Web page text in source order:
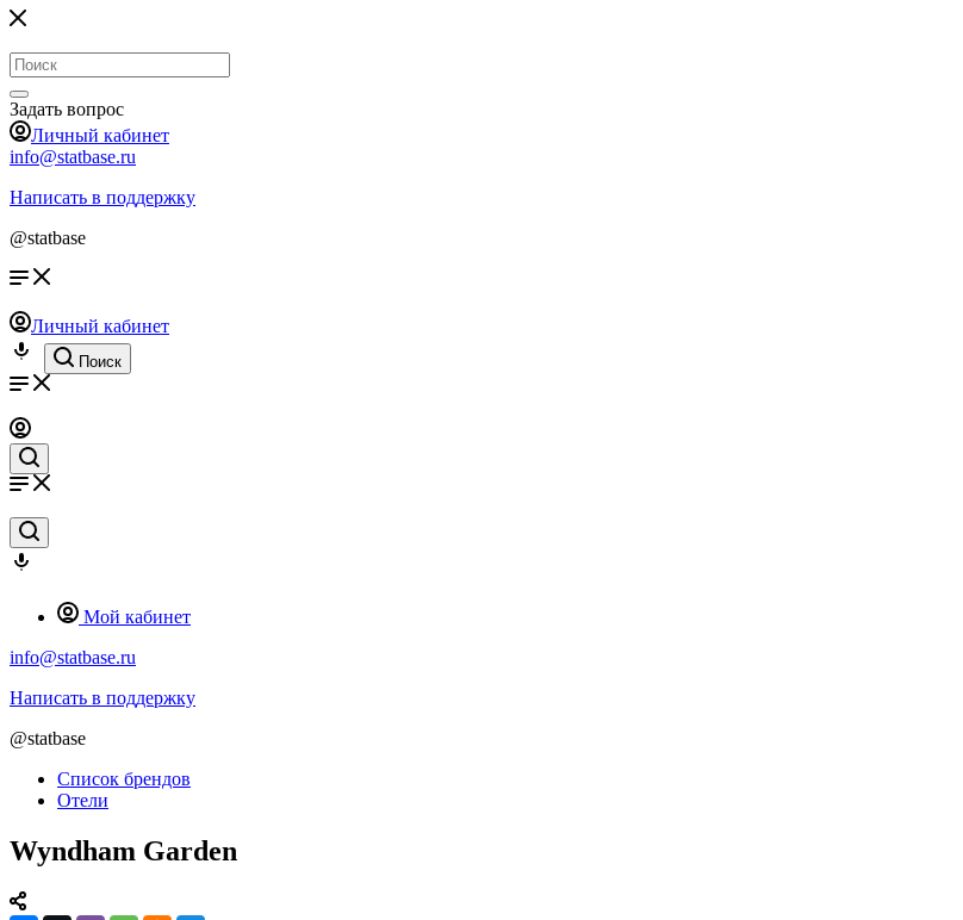
Задать вопрос
Личный кабинет
info@statbase.ru
Написать в поддержку
@statbase
Личный кабинет
Поиск
Мой кабинет
info@statbase.ru
Написать в поддержку
@statbase
Список брендов
Отели
Wyndham Garden